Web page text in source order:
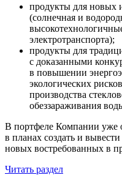
продукты для новых
(солнечная и
электротранспорта);
продукты для
с доказанными
в повышении
экологических
производства
обеззараживания
В портфеле Компании уже
в планах создать и
новых востребованных в
Читать раздел